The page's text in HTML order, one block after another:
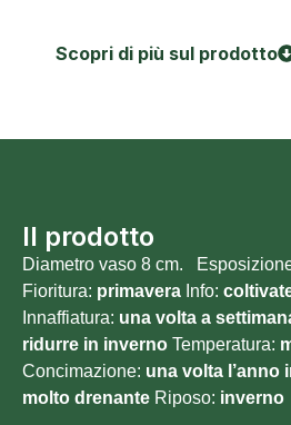
Scopri di più sul prodotto
Il prodotto
Diametro vaso 8 cm.
Fioritura: primavera Info:
Innaffiatura: una volta a
ridurre in inverno Temperatura:
Concimazione: una volta l’anno
molto drenante Riposo: inverno